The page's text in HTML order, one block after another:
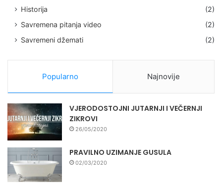
Historija
(2)
Savremena pitanja video
(2)
Savremeni džemati
(2)
Popularno Najnovije
VJERODOSTOJNI JUTARNJI I VEČERNJI
ZIKROVI
26/05/2020
PRAVILNO UZIMANJE GUSULA
02/03/2020